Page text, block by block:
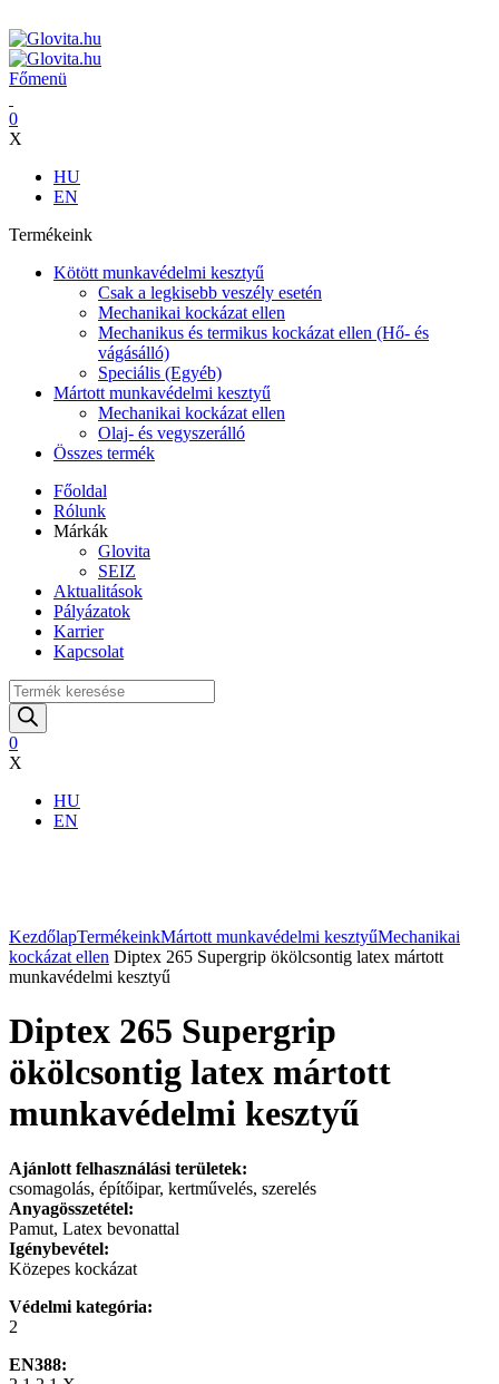
Főmenü
0
X
HU
EN
Termékeink
Kötött munkavédelmi kesztyű
Csak a legkisebb veszély esetén
Mechanikai kockázat ellen
Mechanikus és termikus kockázat ellen (Hő- és
vágásálló)
Speciális (Egyéb)
Mártott munkavédelmi kesztyű
Mechanikai kockázat ellen
Olaj- és vegyszerálló
Összes termék
Főoldal
Rólunk
Márkák
Glovita
SEIZ
Aktualitások
Pályázatok
Karrier
Kapcsolat
Products
search
0
X
HU
EN
KezdőlapTermékeinkMártott munkavédelmi kesztyűMechanikai
kockázat ellen Diptex 265 Supergrip ökölcsontig latex mártott
munkavédelmi kesztyű
Diptex 265 Supergrip
ökölcsontig latex mártott
munkavédelmi kesztyű
Ajánlott felhasználási területek:
csomagolás, építőipar, kertművelés, szerelés
Anyagösszetétel:
Pamut, Latex bevonattal
Igénybevétel:
Közepes kockázat
Védelmi kategória:
2
EN388: